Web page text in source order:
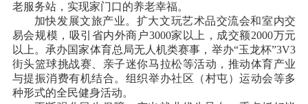
老服务站，实现家门口的养老幸福。
加快发展文旅产业。扩大文玩艺术品交流会和室内交
易会规模，吸引省内外商户3000家以上，成交额2000万元
以上。承办国家体育总局无人机类赛事，举办“玉龙杯”3V3
街头篮球挑战赛、亲子迷你马拉松等活动，推动体育产业
与提振消费有机结合。组织举办社区（村屯）运动会等多
种形式的全民健身活动。